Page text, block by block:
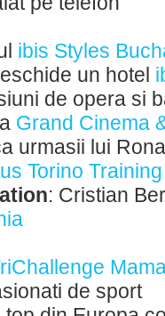
ibis Styles
un hotel
de opera si
Grand Cinema
urmasii lui
Torino
: Cristian
de sport